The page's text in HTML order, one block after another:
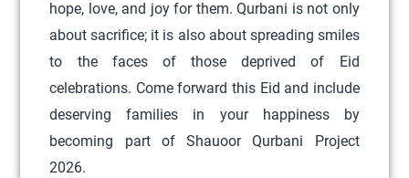
i
a
n
t
s
.
hope, love, and joy for them. Qurbani is not only
about sacrifice; it is also about spreading smiles
to the faces of those deprived of Eid
celebrations. Come forward this Eid and include
deserving families in your happiness by
becoming part of Shauoor Qurbani Project
2026.